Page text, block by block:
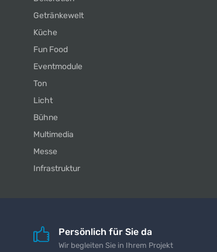
Getränkewelt
Küche
Fun Food
Eventmodule
Ton
Licht
Bühne
Multimedia
Messe
Infrastruktur
Persönlich für Sie da
Wir begleiten Sie in Ihrem Projekt